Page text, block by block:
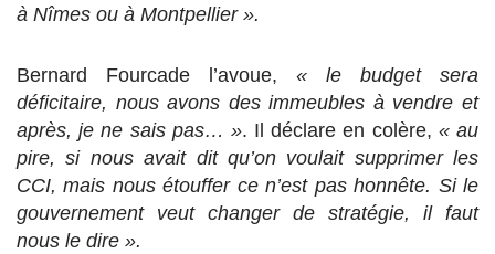
à Nîmes ou à Montpellier ».
Bernard Fourcade l’avoue, « le budget sera
déficitaire, nous avons des immeubles à vendre et
après, je ne sais pas… ». Il déclare en colère, « au
pire, si nous avait dit qu’on voulait supprimer les
CCI, mais nous étouffer ce n’est pas honnête. Si le
gouvernement veut changer de stratégie, il faut
nous le dire ».